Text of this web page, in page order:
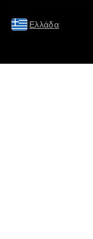
Ελλάδα